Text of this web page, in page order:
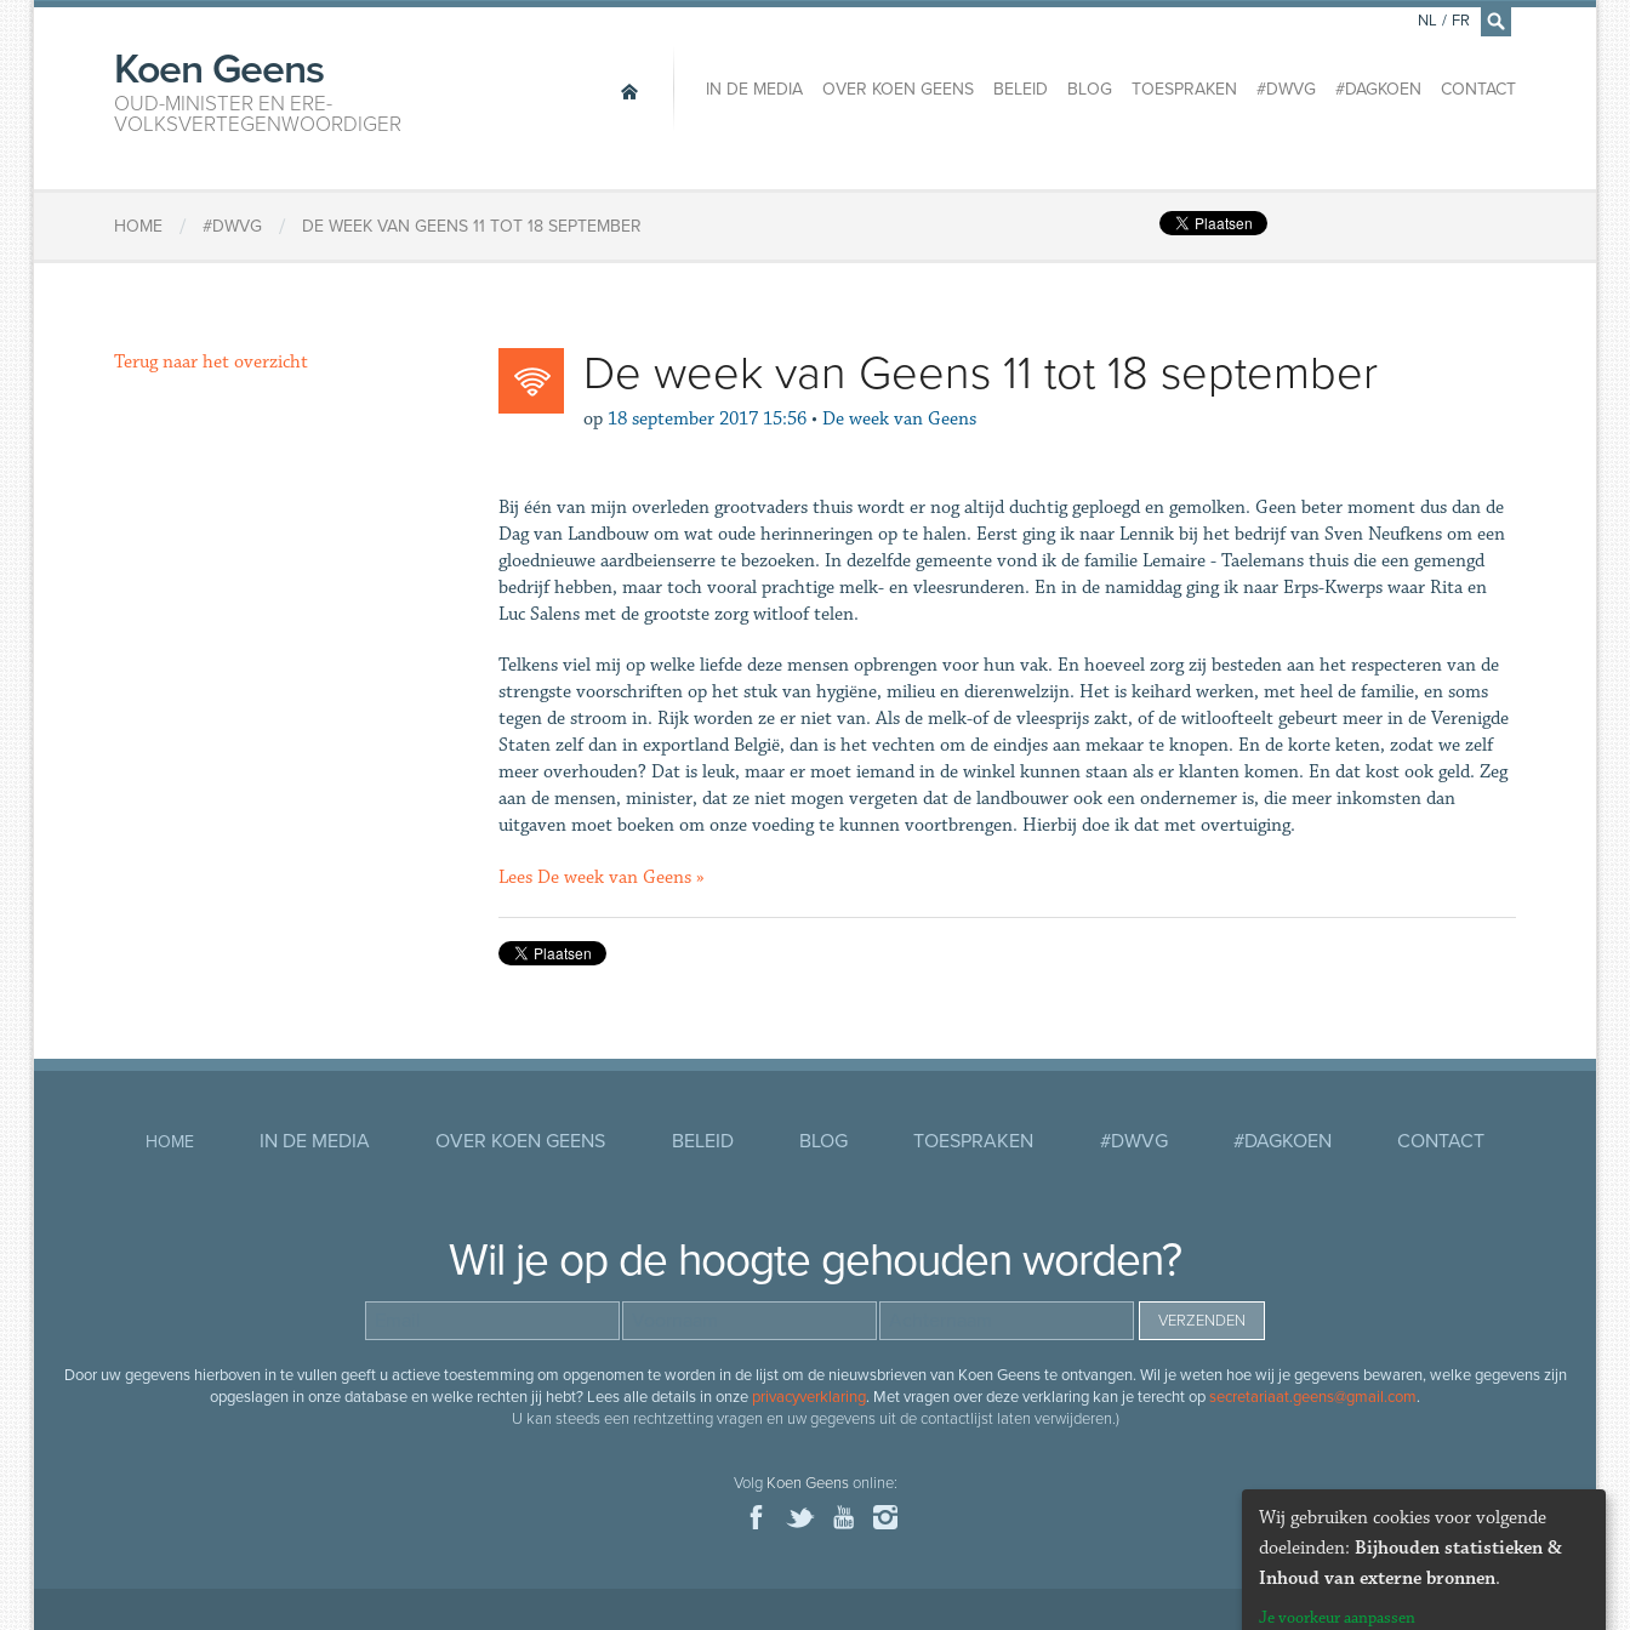
×
Koen Geens
OUD-MINISTER EN ERE-
VOLKSVERTEGENWOORDIGER
IN DE MEDIA OVER KOEN GEENS BELEID BLOG TOESPRAKEN #DWVG #DAGKOEN CONTACT
NL / FR
HOME / #DWVG / DE WEEK VAN GEENS 11 TOT 18 SEPTEMBER
De week van Geens 11 tot 18 september
op 18 september 2017 15:56 • De week van Geens
Bij één van mijn overleden grootvaders thuis wordt er nog altijd duchtig geploegd en gemolken. Geen beter moment dus dan de
Dag van Landbouw om wat oude herinneringen op te halen. Eerst ging ik naar Lennik bij het bedrijf van Sven Neufkens om een
gloednieuwe aardbeienserre te bezoeken. In dezelfde gemeente vond ik de familie Lemaire - Taelemans thuis die een gemengd
bedrijf hebben, maar toch vooral prachtige melk- en vleesrunderen. En in de namiddag ging ik naar Erps-Kwerps waar Rita en
Luc Salens met de grootste zorg witloof telen.
Telkens viel mij op welke liefde deze mensen opbrengen voor hun vak. En hoeveel zorg zij besteden aan het respecteren van de
strengste voorschriften op het stuk van hygiëne, milieu en dierenwelzijn. Het is keihard werken, met heel de familie, en soms
tegen de stroom in. Rijk worden ze er niet van. Als de melk-of de vleesprijs zakt, of de witloofteelt gebeurt meer in de Verenigde
Staten zelf dan in exportland België, dan is het vechten om de eindjes aan mekaar te knopen. En de korte keten, zodat we zelf
meer overhouden? Dat is leuk, maar er moet iemand in de winkel kunnen staan als er klanten komen. En dat kost ook geld. Zeg
aan de mensen, minister, dat ze niet mogen vergeten dat de landbouwer ook een ondernemer is, die meer inkomsten dan
uitgaven moet boeken om onze voeding te kunnen voortbrengen. Hierbij doe ik dat met overtuiging.
Lees De week van Geens »
Terug naar het overzicht
HOME IN DE MEDIA OVER KOEN GEENS BELEID BLOG TOESPRAKEN #DWVG #DAGKOEN CONTACT
Wil je op de hoogte gehouden worden?
Door uw gegevens hierboven in te vullen geeft u actieve toestemming om opgenomen te worden in de lijst om de nieuwsbrieven van Koen Geens te ontvangen. Wil je weten hoe wij je gegevens bewaren, welke gegevens zijn
opgeslagen in onze database en welke rechten jij hebt? Lees alle details in onze privacyverklaring. Met vragen over deze verklaring kan je terecht opsecretariaat.geens@gmail.com.
U kan steeds een rechtzetting vragen en uw gegevens uit de contactlijst laten verwijderen.)
Volg Koen Geensonline:
Wij gebruiken cookies voor volgende
doeleinden: Bijhouden statistieken &
Inhoud van externe bronnen.
Je voorkeur aanpassen